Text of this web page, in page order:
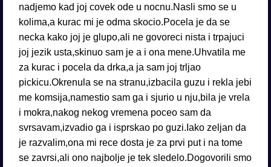
nadjemo kad joj covek ode u nocnu.Nasli smo se u
kolima,a kurac mi je odma skocio.Pocela je da se
necka kako joj je glupo,ali ne govoreci nista i trpajuci
joj jezik usta,skinuo sam je a i ona mene.Uhvatila me
za kurac i pocela da drka,a ja sam joj trljao
pickicu.Okrenula se na stranu,izbacila guzu i rekla jebi
me komsija,namestio sam ga i sjurio u nju,bila je vrela
i mokra,nakog nekog vremena poceo sam da
svrsavam,izvadio ga i isprskao po guzi.Iako zeljan da
je razvalim,ona mi rece dosta je za prvi put i na tome
se zavrsi,ali ono najbolje je tek sledelo.Dogovorili smo